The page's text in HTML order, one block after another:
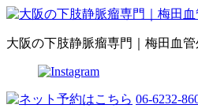
大阪の下肢静脈瘤専門｜梅田血
06-6232-